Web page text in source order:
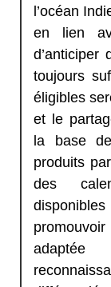
l’océan
en lien
d’anticiper
toujours
éligibles
et le
la base de
produits
des
disponibles